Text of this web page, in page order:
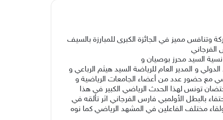
من 36 دولة من كل القارات التي عرفت مشاركة وتنافس مميز في الجائزة الكبرى للمبارزة بالسيف
الفرجاني
السيد محرز بوصيان و
و المدير العام للرياضة السيد هيثم الرباعي و
مع حضور عدد من أعضاء الجامعات الرياضية و
تونس لهذا الحدث الرياضي الكبير في هذا
بالبطل الأولمبي فارس الفرجاني اثر تألقه في
مختلف الفاعلين في المشهد الرياضي كما نوه